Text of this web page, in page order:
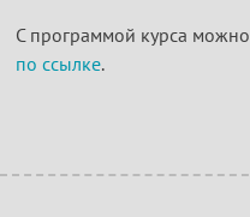
С программой курса можно
по ссылке.